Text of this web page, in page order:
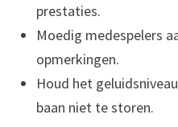
prestaties.
Moedig medespelers
opmerkingen.
Houd het
baan niet te storen.